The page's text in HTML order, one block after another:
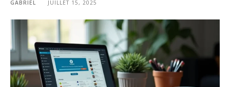
GABRIEL JUILLET 15, 2025